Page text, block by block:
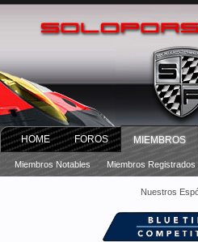
Nuestros
HOME FOROS MIEMBROS
Miembros Notables Miembros Registrados